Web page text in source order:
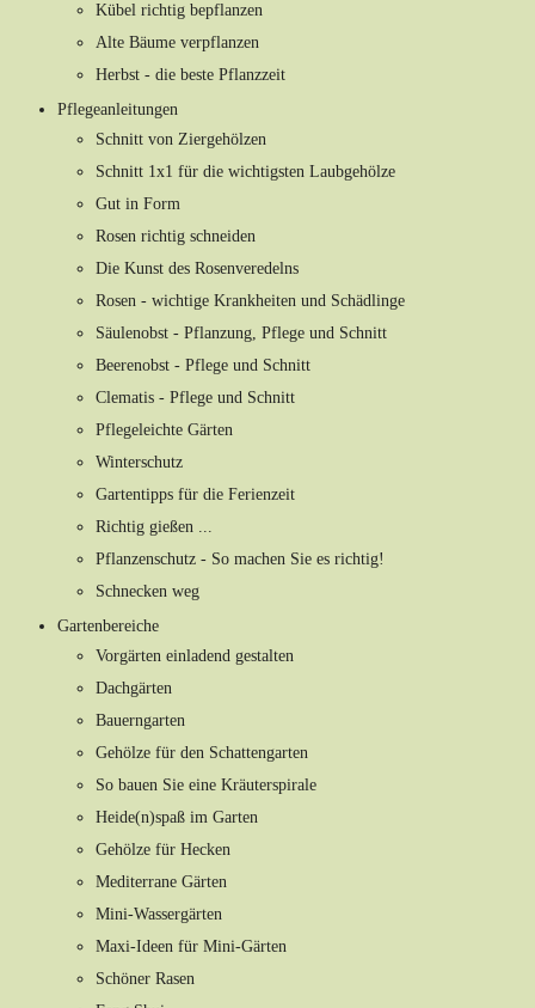
Kübel richtig bepflanzen
Alte Bäume verpflanzen
Herbst - die beste Pflanzzeit
Pflegeanleitungen
Schnitt von Ziergehölzen
Schnitt 1x1 für die wichtigsten Laubgehölze
Gut in Form
Rosen richtig schneiden
Die Kunst des Rosenveredelns
Rosen - wichtige Krankheiten und Schädlinge
Säulenobst - Pflanzung, Pflege und Schnitt
Beerenobst - Pflege und Schnitt
Clematis - Pflege und Schnitt
Pflegeleichte Gärten
Winterschutz
Gartentipps für die Ferienzeit
Richtig gießen ...
Pflanzenschutz - So machen Sie es richtig!
Schnecken weg
Gartenbereiche
Vorgärten einladend gestalten
Dachgärten
Bauerngarten
Gehölze für den Schattengarten
So bauen Sie eine Kräuterspirale
Heide(n)spaß im Garten
Gehölze für Hecken
Mediterrane Gärten
Mini-Wassergärten
Maxi-Ideen für Mini-Gärten
Schöner Rasen